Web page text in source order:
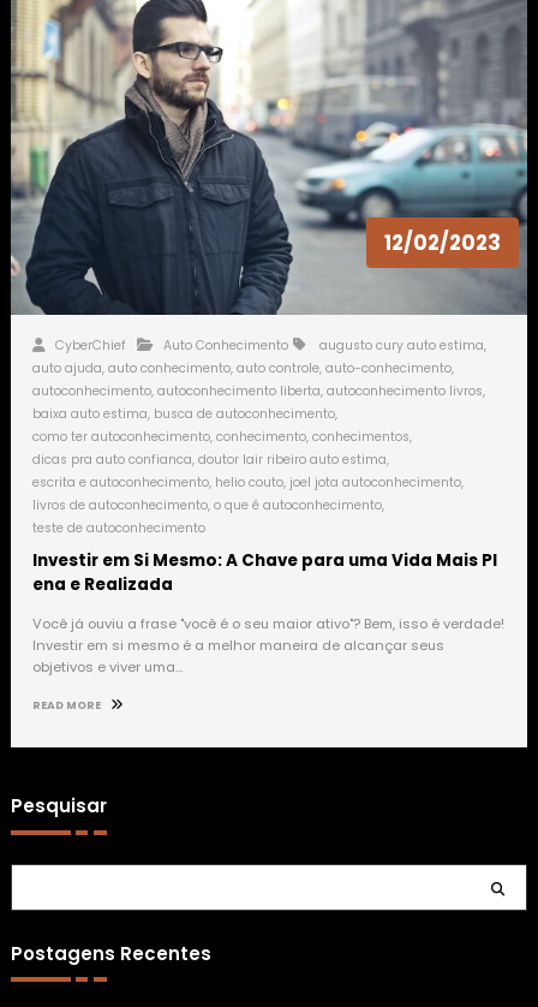
12/02/2023
CyberChief Auto Conhecimento augusto cury auto estima,
auto ajuda, auto conhecimento, auto controle, auto-conhecimento,
autoconhecimento, autoconhecimento liberta, autoconhecimento livros,
baixa auto estima, busca de autoconhecimento,
como ter autoconhecimento, conhecimento, conhecimentos,
dicas pra auto confianca, doutor lair ribeiro auto estima,
escrita e autoconhecimento, helio couto, joel jota autoconhecimento,
livros de autoconhecimento, o que é autoconhecimento,
teste de autoconhecimento
Investir em Si Mesmo: A Chave para uma Vida Mais Pl
ena e Realizada
Você já ouviu a frase "você é o seu maior ativo"? Bem, isso é verdade!
Investir em si mesmo é a melhor maneira de alcançar seus
objetivos e viver uma…
READ MORE
Pesquisar
Postagens Recentes